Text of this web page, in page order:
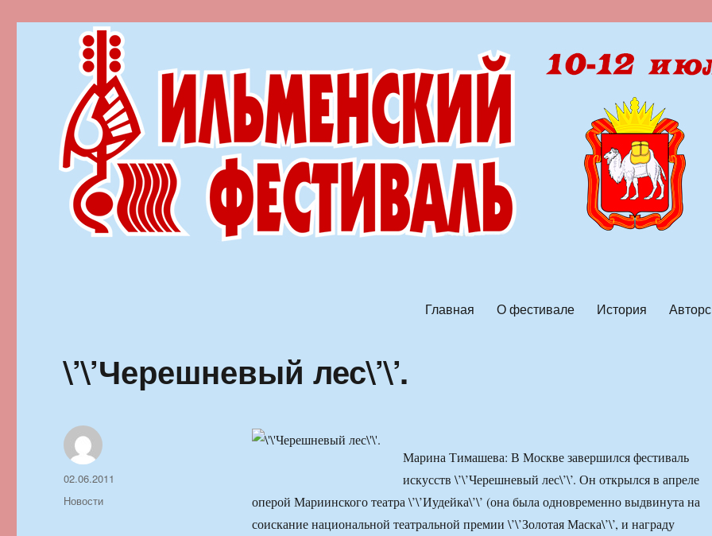
Главная О фестивале История
\’\’Черешневый лес\’\’.
Марина Тимашева: В Москве завершился фестиваль
искусств \’\’Черешневый лес\’\’. Он открылся в апреле
оперой Мариинского театра \’\’Иудейка\’\’ (она была одновременно выдвинута на
соискание национальной театральной премии \’\’Золотая Маска\’\’, и награду
Автор
Опубликовано
02.06.2011
Рубрики
Новости